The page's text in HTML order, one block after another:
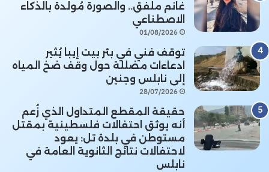
غانم ملفق.. والصورة مُولَّدة بالذكاء
الاصطناعي
01/08/2026
توقف فني في بئر بيت إيبا يُثير
ادعاءات مضللة حول وقف ضخ المياه
إلى نابلس وجنين
28/07/2026
حقيقة المقطع المتداول الذي زُعم
أنه يوثق احتفالات فلسطينية بمقتل
مستوطن في بلدة تل: يعود
لاحتفالات نتائج الثانوية العامة في
نابلس